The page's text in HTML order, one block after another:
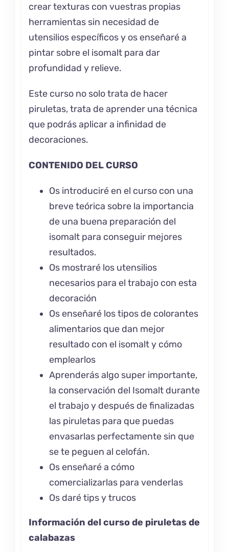
crear texturas con vuestras propias
herramientas sin necesidad de
utensilios específicos y os enseñaré a
pintar sobre el isomalt para dar
profundidad y relieve.
Este curso no solo trata de hacer
piruletas, trata de aprender una técnica
que podrás aplicar a infinidad de
decoraciones.
CONTENIDO DEL CURSO
Os introduciré en el curso con una
breve teórica sobre la importancia
de una buena preparación del
isomalt para conseguir mejores
resultados.
Os mostraré los utensilios
necesarios para el trabajo con esta
decoración
Os enseñaré los tipos de colorantes
alimentarios que dan mejor
resultado con el isomalt y cómo
emplearlos
Aprenderás algo super importante,
la conservación del Isomalt durante
el trabajo y después de finalizadas
las piruletas para que puedas
envasarlas perfectamente sin que
se te peguen al celofán.
Os enseñaré a cómo
comercializarlas para venderlas
Os daré tips y trucos
Información del curso de piruletas de
calabazas